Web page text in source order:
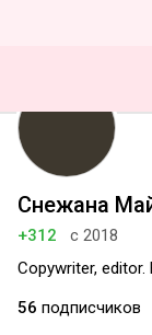
Снежана
+312
с 2018
Copywriter,
56 подписчиков